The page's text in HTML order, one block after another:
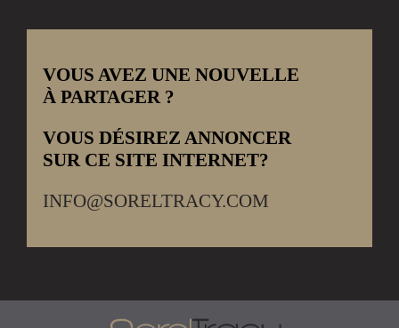
VOUS AVEZ UNE NOUVELLE
À PARTAGER ?
VOUS DÉSIREZ ANNONCER
SUR CE SITE INTERNET?
INFO@SORELTRACY.COM